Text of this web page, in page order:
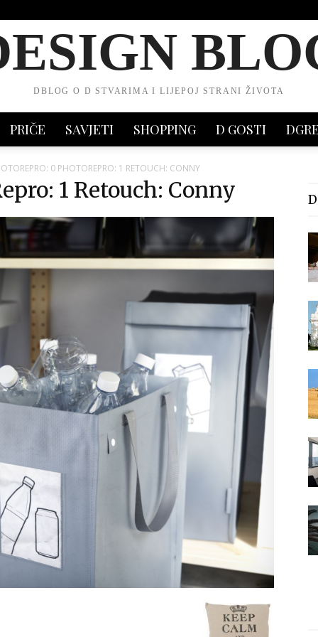
DBLOG O D STVARIMA I LIJEPOJ STRANI ŽIVOTA
PRIČE SAVJETI SHOPPING D GOSTI
0 PHOTOREPRO: 1 RETOUCH: CONNY
1 Retouch: Conny